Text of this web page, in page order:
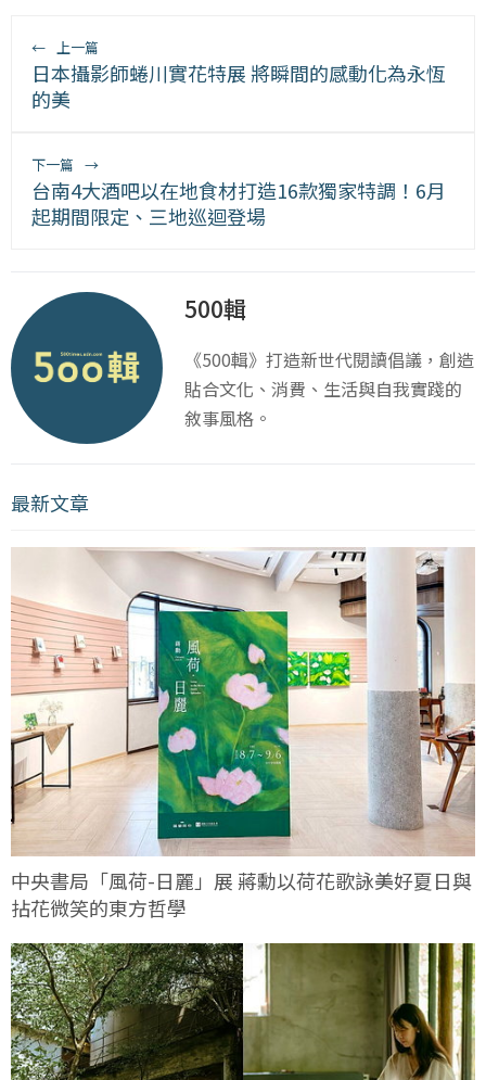
← 上一篇
日本攝影師蜷川實花特展 將瞬間的感動化為永恆
的美
下一篇 →
台南4大酒吧以在地食材打造16款獨家特調！6月
起期間限定、三地巡迴登場
500輯
《500輯》打造新世代閱讀倡議，創造
貼合文化、消費、生活與自我實踐的
敘事風格。
最新文章
中央書局「風荷-日麗」展 蔣勳以荷花歌詠美好夏日與
拈花微笑的東方哲學